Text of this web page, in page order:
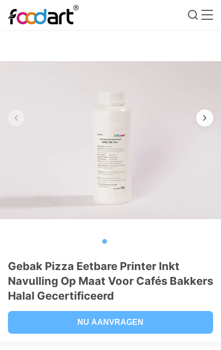
Gebak Pizza Eetbare Printer Inkt
Navulling Op Maat Voor Cafés Bakkers
Halal Gecertificeerd
NU AANVRAGEN